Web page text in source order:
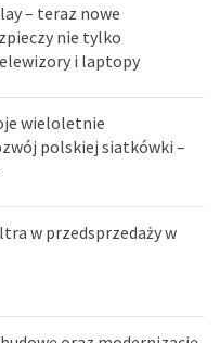
– teraz nowe
nie tylko
i laptopy
wieloletnie
polskiej siatkówki –
w przedsprzedaży w